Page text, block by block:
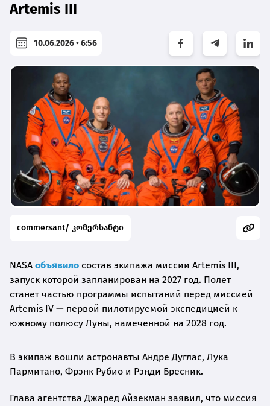
Artemis III
10.06.2026 • 6:56
commersant/ კომერსანტი
NASA объявило состав экипажа миссии Artemis III,
запуск которой запланирован на 2027 год. Полет
станет частью программы испытаний перед миссией
Artemis IV — первой пилотируемой экспедицией к
южному полюсу Луны, намеченной на 2028 год.
В экипаж вошли астронавты Андре Дуглас, Лука
Пармитано, Фрэнк Рубио и Рэнди Бресник.
Глава агентства Джаред Айзекман заявил, что миссия